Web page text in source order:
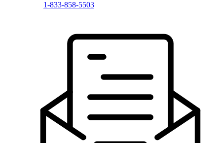
1-833-858-5503